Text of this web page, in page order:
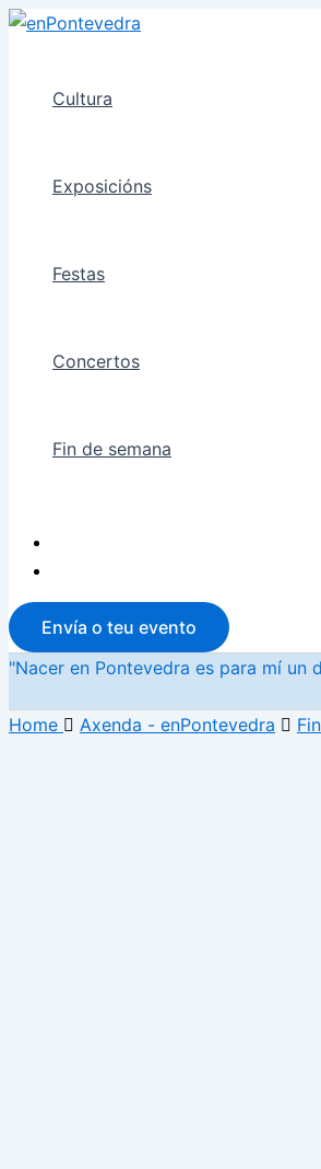
Ir
Cultura
Exposicións
Festas
Concertos
Fin de semana
Envía o teu evento
"Nacer en Pontevedra es para mí un
Home Axenda - enPontevedra